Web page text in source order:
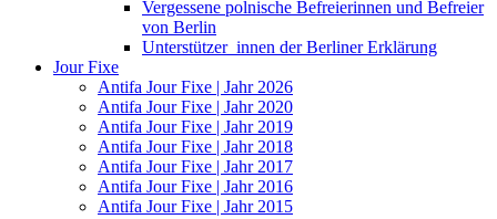
Vergessene polnische Befreierinnen und Befreier
von Berlin
Unterstützer_innen der Berliner Erklärung
Jour Fixe
Antifa Jour Fixe | Jahr 2026
Antifa Jour Fixe | Jahr 2020
Antifa Jour Fixe | Jahr 2019
Antifa Jour Fixe | Jahr 2018
Antifa Jour Fixe | Jahr 2017
Antifa Jour Fixe | Jahr 2016
Antifa Jour Fixe | Jahr 2015